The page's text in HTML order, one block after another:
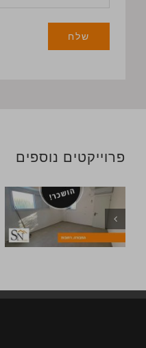
פרוייקטים נוספים